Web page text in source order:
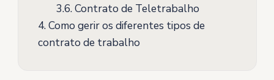
3.6.Contrato de Teletrabalho
4.Como gerir os diferentes tipos de
contrato de trabalho